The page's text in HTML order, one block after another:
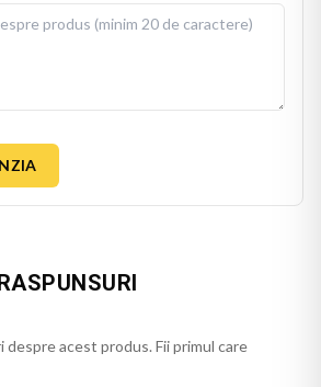
originale. Imprimarea prin
rezistenta culorilor la spalare si la
acest produs. Fii primul care